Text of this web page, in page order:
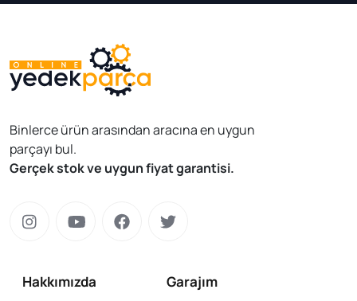
Binlerce ürün arasından aracına en uygun
parçayı bul.
Gerçek stok ve uygun fiyat garantisi.
Hakkımızda
Garajım